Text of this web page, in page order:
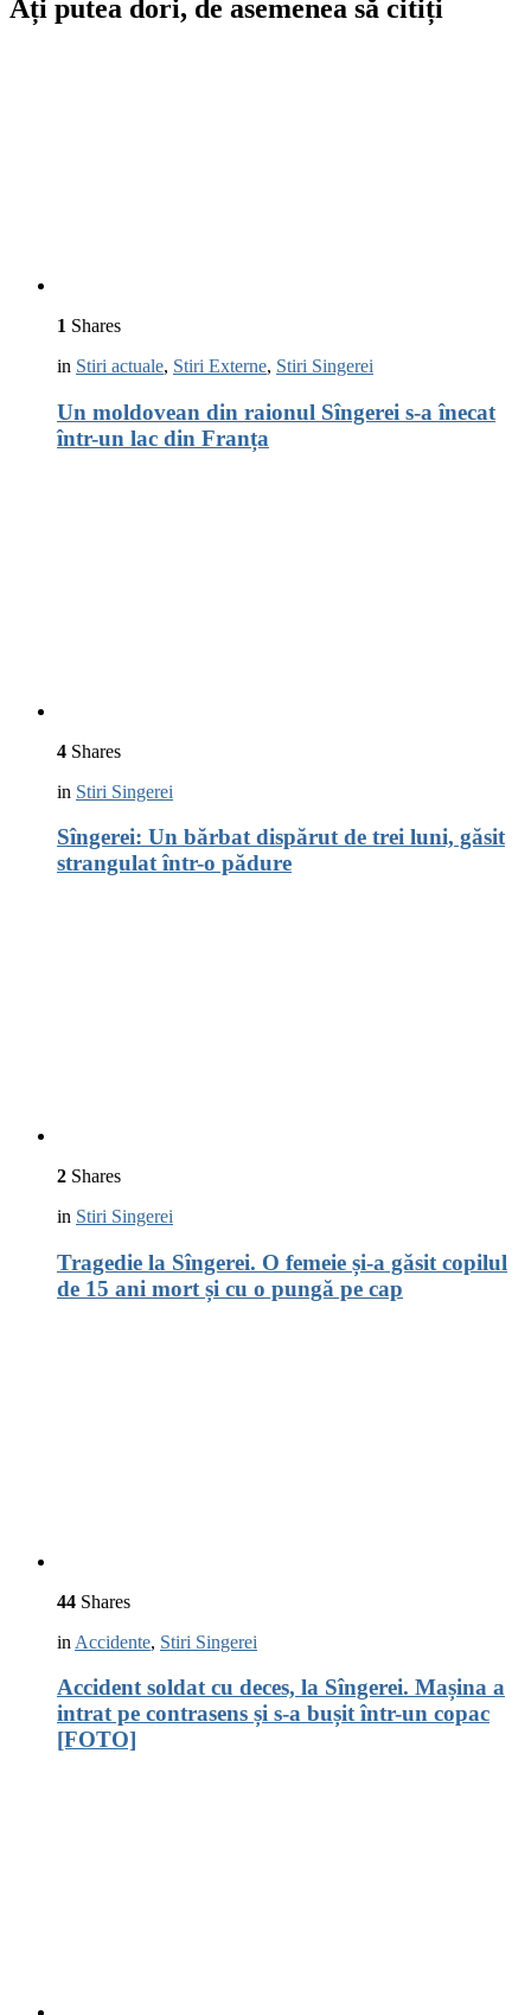
Ați putea dori, de asemenea să citiți
1 Shares
in Stiri actuale, Stiri Externe, Stiri Singerei
Un moldovean din raionul Sîngerei s-a înecat
într-un lac din Franța
4 Shares
in Stiri Singerei
Sîngerei: Un bărbat dispărut de trei luni, găsit
strangulat într-o pădure
2 Shares
in Stiri Singerei
Tragedie la Sîngerei. O femeie și-a găsit copilul
de 15 ani mort și cu o pungă pe cap
44 Shares
in Accidente, Stiri Singerei
Accident soldat cu deces, la Sîngerei. Mașina a
intrat pe contrasens și s-a bușit într-un copac
[FOTO]